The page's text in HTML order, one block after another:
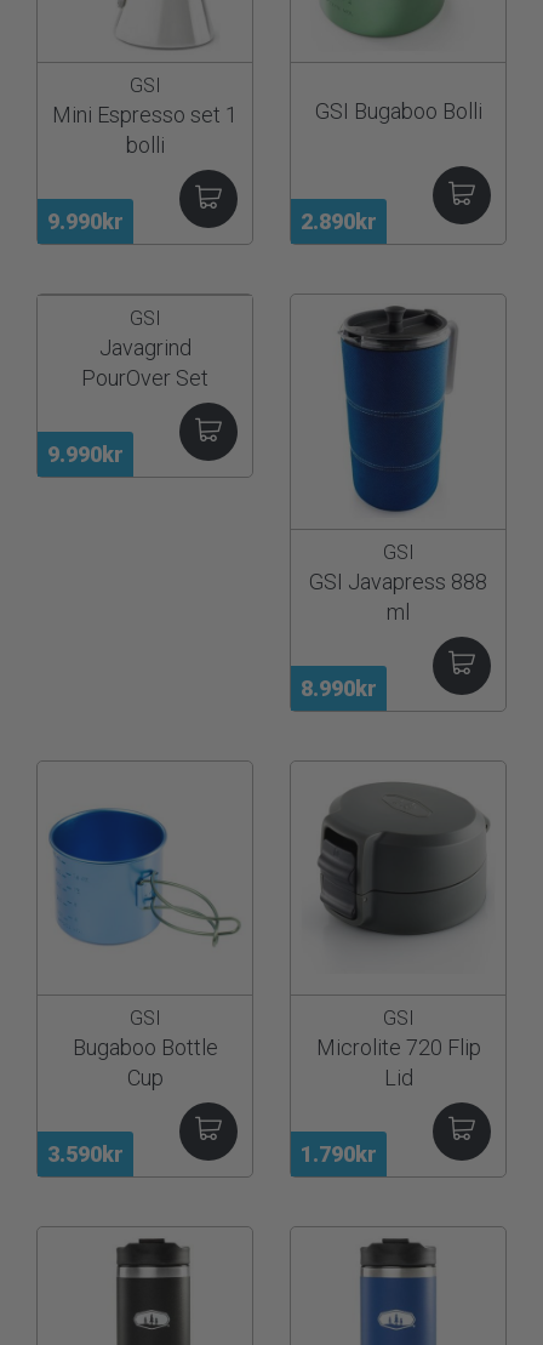
9.990kr
GSI
Mini Espresso set 1
bolli
2.890kr
GSI Bugaboo Bolli
9.990kr
GSI
Javagrind
PourOver Set
8.990kr
GSI
GSI Javapress 888
ml
3.590kr
GSI
Bugaboo Bottle
Cup
1.790kr
GSI
Microlite 720 Flip
Lid